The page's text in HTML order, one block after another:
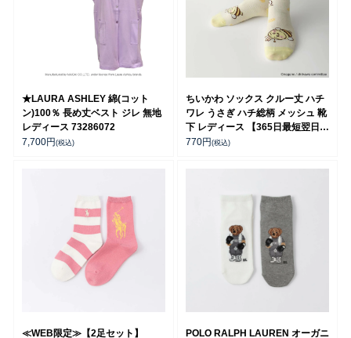
★LAURA ASHLEY 綿(コット
ン)100％ 長め丈ベスト ジレ 無地
レディース 73286072
7,700円(税込)
ちいかわ ソックス クルー丈 ハチ
ワレ うさぎ ハチ総柄 メッシュ 靴
下 レディース 【365日最短翌日発
送】 03197011
770円(税込)
≪WEB限定≫【2足セット】
POLO RALPH LAUREN オーガニ